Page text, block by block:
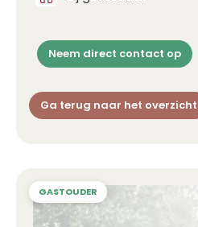
Neem direct contact op
Ga terug naar het overzicht